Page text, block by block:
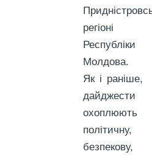
регіоні
Республіки
Молдова.
Як і раніше,
дайджести
охоплюють
політичну,
безпекову,